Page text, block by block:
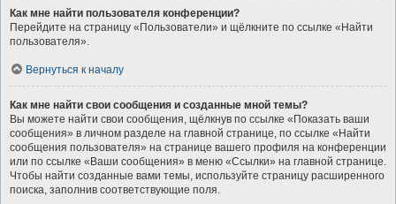
Как мне найти пользователя конференции?
Перейдите на страницу «Пользователи» и щёлкните по ссылке «Найти
пользователя».
Вернуться к началу
Как мне найти свои сообщения и созданные мной темы?
Вы можете найти свои сообщения, щёлкнув по ссылке «Показать ваши
сообщения» в личном разделе на главной странице, по ссылке «Найти
сообщения пользователя» на странице вашего профиля на конференции
или по ссылке «Ваши сообщения» в меню «Ссылки» на главной странице.
Чтобы найти созданные вами темы, используйте страницу расширенного
поиска, заполнив соответствующие поля.